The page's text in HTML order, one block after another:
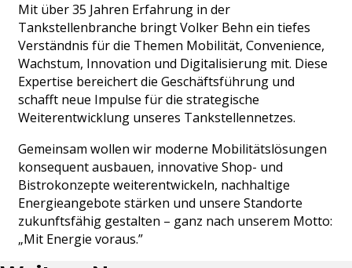
Mit über 35 Jahren Erfahrung in der
Tankstellenbranche bringt Volker Behn ein tiefes
Verständnis für die Themen Mobilität, Convenience,
Wachstum, Innovation und Digitalisierung mit. Diese
Expertise bereichert die Geschäftsführung und
schafft neue Impulse für die strategische
Weiterentwicklung unseres Tankstellennetzes.
Gemeinsam wollen wir moderne Mobilitätslösungen
konsequent ausbauen, innovative Shop- und
Bistrokonzepte weiterentwickeln, nachhaltige
Energieangebote stärken und unsere Standorte
zukunftsfähig gestalten – ganz nach unserem Motto:
„Mit Energie voraus.”